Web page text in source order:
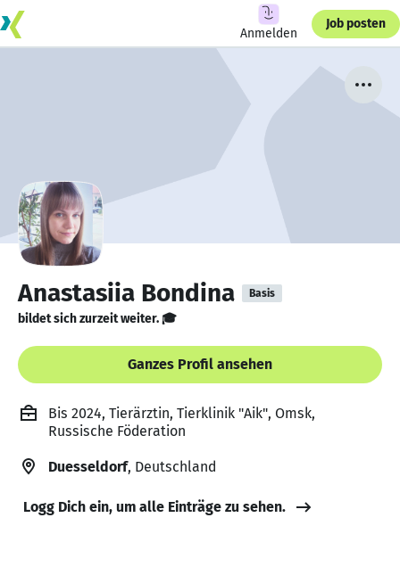
Anmelden
Job posten
Anastasiia Bondina Basis
bildet sich zurzeit weiter. 🎓
Ganzes Profil ansehen
Bis 2024, Tierärztin, Tierklinik "Aik", Omsk,
Russische Föderation
Duesseldorf, Deutschland
Logg Dich ein, um alle Einträge zu sehen.